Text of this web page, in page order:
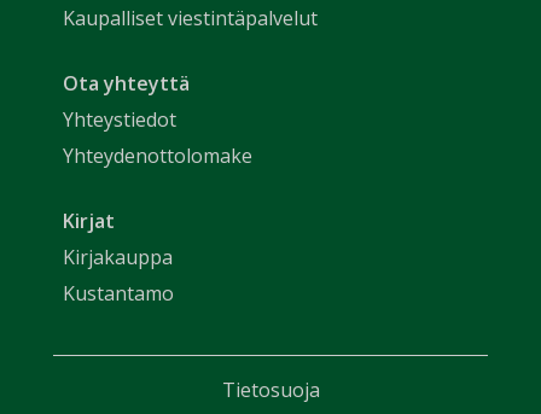
Kaupalliset viestintäpalvelut
Ota yhteyttä
Yhteystiedot
Yhteydenottolomake
Kirjat
Kirjakauppa
Kustantamo
Tietosuoja